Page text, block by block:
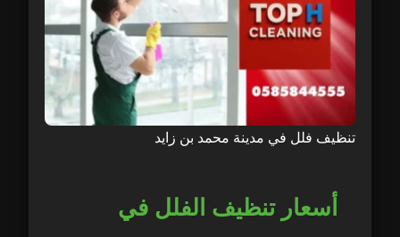
تنظيف فلل في مدينة محمد بن زايد
أسعار تنظيف الفلل في